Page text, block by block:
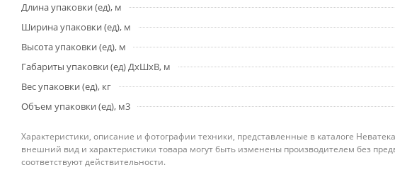
Длина упаковки (ед), м
Ширина упаковки (ед), м
Высота упаковки (ед), м
Габариты упаковки (ед) ДхШхВ, м
Вес упаковки (ед), кг
Объем упаковки (ед), м3
Характеристики, описание и фотографии техники, представленные в каталоге
внешний вид и характеристики товара могут быть изменены производителем без
соответствуют действительности.